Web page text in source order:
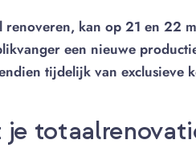
kan op 21 en 22
een nieuwe
tijdelijk van exclusieve
je